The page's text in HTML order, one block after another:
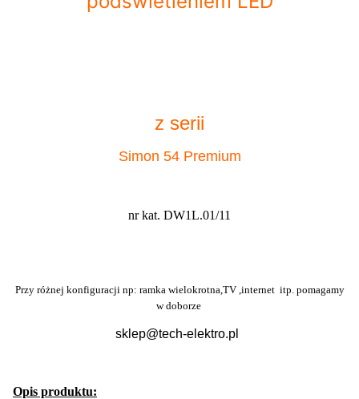
z serii
Simon 54 Premium
nr kat. DW1L.01/11
Przy różnej konfiguracji np: ramka wielokrotna,TV ,internet itp. pomagamy
w doborze
sklep@tech-elektro.pl
Opis produktu: